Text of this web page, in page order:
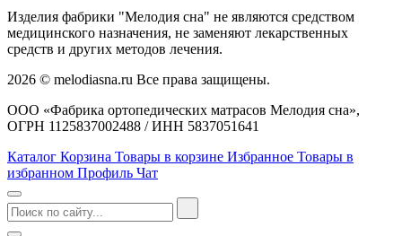
Изделия фабрики "Мелодия сна" не являются средством
медицинского назначения, не заменяют лекарственных
средств и других методов лечения.
2026 © melodiasna.ru Все права защищены.
ООО «Фабрика ортопедических матрасов Мелодия сна»,
ОГРН 1125837002488 / ИНН 5837051641
Каталог Корзина Товары в корзине Избранное Товары в
избранном Профиль Чат